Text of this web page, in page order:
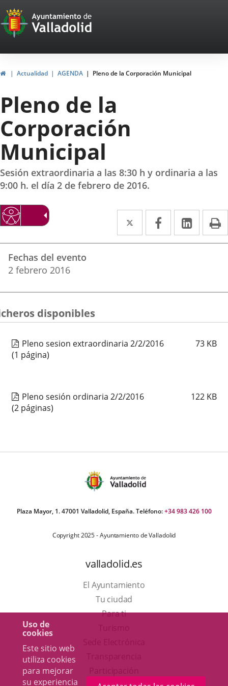
Uso de
cookies
Este sitio web
utiliza cookies
para mejorar
su experiencia
Portal
Web
del
Ayuntamiento
de
Valladolid
InicioActualidad AGENDA Pleno de la Corporación Municipal
Pleno de la
Corporación
Municipal
Sesión extraordinaria a las 8:30 h y ordinaria a las
9:00 h. el día 2 de febrero de 2016.
Twitter
Enlace
a
externa.
Facebook
Enlace
a
externa.
Enlace
a
del
evento
Fechas del evento
2 febrero 2016
disponibles
Pleno sesion extraordinaria 2/2/2016 73 KB
(1 página)
Pleno sesión ordinaria 2/2/2016 122 KB
(2 páginas)
Plaza Mayor, 1. 47001 Valladolid, España. Teléfono:+34 983 426 100
Copyright 2025 - Ayuntamiento de Valladolid
valladolid.es
El Ayuntamiento
Tu ciudad
Para ti